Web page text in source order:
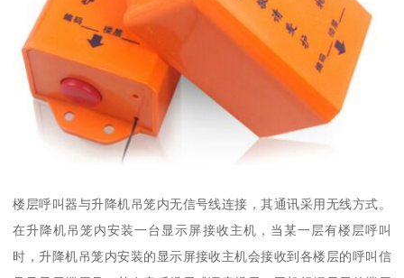
楼层呼叫器与升降机吊笼内无信号线连接，其通讯采用无线方式。
在升降机吊笼内安装一台显示屏接收主机，当某一层有楼层呼叫
时，升降机吊笼内安装的显示屏接收主机会接收到各楼层的呼叫信